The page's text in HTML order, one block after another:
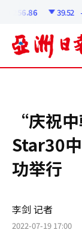
39.52 -
“庆祝
Star30
功举行
李剑 记者
2022-07-19 17:00